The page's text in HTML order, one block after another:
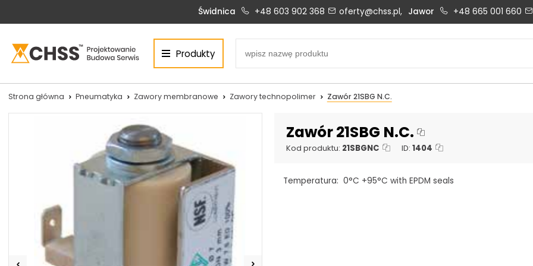
Centrum Hydrauliki Siłowej Świdnica
CHSS.PL DAWID WOŹNY
Biuro obsługi klienta:
+48 603 902 368
PN-PT: 6:30 - 16:00
+48 603 902 368
Siłowniki:
+48 690 884 272
Serwis:
+48 536 202 250
+48 609 877 288
serwis@chss.pl
+48 669 834 274
Świdnica +48 603 902 368 oferty@chss.pl, Jawor +48 665 001 660
Produkty
Strona główna Pneumatyka Zawory membranowe Zawory technopolimer Zawór 21SBG N.C.
Zawór 21SBG N.C.
Kod produktu: 21SBGNC ID:1404
Temperatura: 0°C +95°C with EPDM seals